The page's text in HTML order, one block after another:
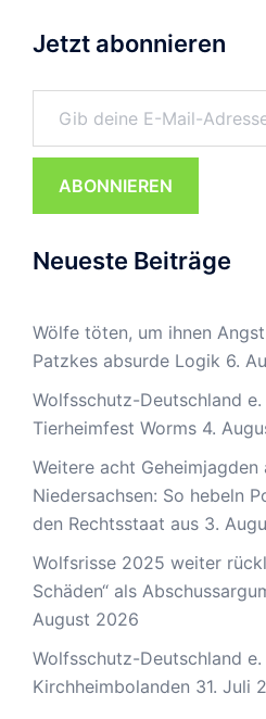
Jetzt abonnieren
Gib deine E-Mail-Adresse ein ...
ABONNIEREN
Neueste Beiträge
Wölfe töten, um ihnen
Patzkes absurde Logik 6.
Wolfsschutz-Deutschland
Tierheimfest Worms 4.
Weitere acht Geheimjagden
Niedersachsen: So hebeln
den Rechtsstaat aus 3.
Wolfsrisse 2025 weiter
Schäden“ als
August 2026
Wolfsschutz-Deutschland
Kirchheimbolanden 31. Juli